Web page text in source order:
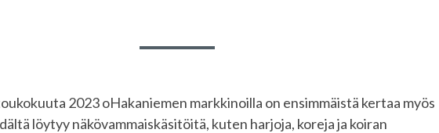
2023 oHakaniemen markkinoilla on ensimmäistä kertaa myös
löytyy näkövammaiskäsitöitä, kuten harjoja, koreja ja koiran